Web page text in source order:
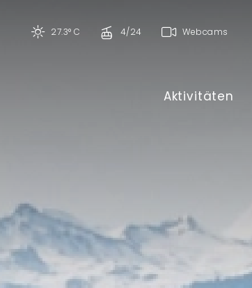
27.3° C 4/24 Webcams
Aktivitäten